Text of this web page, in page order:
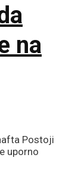
na
Postoji
uporno